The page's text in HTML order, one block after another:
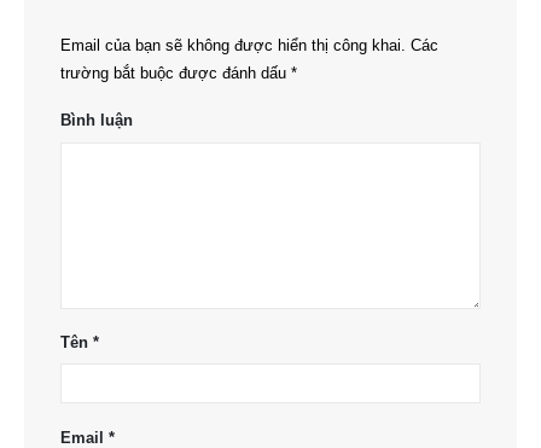
Email của bạn sẽ không được hiển thị công khai. Các
trường bắt buộc được đánh dấu *
Bình luận
Tên *
Email *